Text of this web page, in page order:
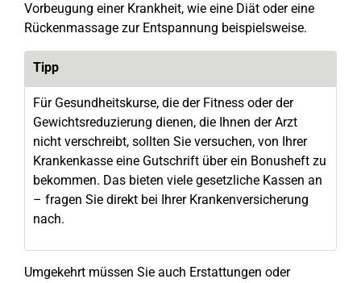
Vorbeugung einer Krankheit, wie eine Diät oder eine
Rückenmassage zur Entspannung beispielsweise.
Tipp
Für Gesundheitskurse, die der Fitness oder der
Gewichtsreduzierung dienen, die Ihnen der Arzt
nicht verschreibt, sollten Sie versuchen, von Ihrer
Krankenkasse eine Gutschrift über ein Bonusheft zu
bekommen. Das bieten viele gesetzliche Kassen an
– fragen Sie direkt bei Ihrer Krankenversicherung
nach.
Umgekehrt müssen Sie auch Erstattungen oder